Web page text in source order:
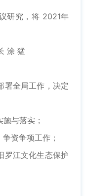
研究，将 2021年
涂 猛
署全局工作，决定
与落实；
资争项工作；
罗江文化生态保护